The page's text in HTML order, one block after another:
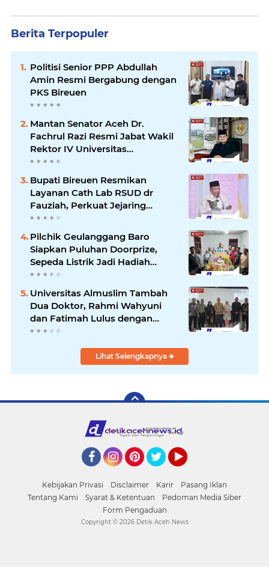
Berita Terpopuler
Politisi Senior PPP Abdullah
Amin Resmi Bergabung dengan
PKS Bireuen
Mantan Senator Aceh Dr.
Fachrul Razi Resmi Jabat Wakil
Rektor IV Universitas
Kartamulia Purwakarta
Bupati Bireuen Resmikan
Layanan Cath Lab RSUD dr
Fauziah, Perkuat Jejaring
Pelayanan Jantung Bersama 22
RSUD se-Aceh
Pilchik Geulanggang Baro
Siapkan Puluhan Doorprize,
Sepeda Listrik Jadi Hadiah
Utama
Universitas Almuslim Tambah
Dua Doktor, Rahmi Wahyuni
dan Fatimah Lulus dengan
Predikat Pujian
Lihat Selengkapnya
Kebijakan Privasi Disclaimer Karir
Pasang Iklan
Tentang Kami
Syarat & Ketentuan
Pedoman Media Siber
Form Pengaduan
Copyright © 2026 Detik Aceh News